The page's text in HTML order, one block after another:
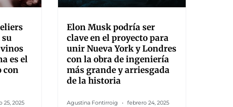
es el
con
25, 2025
Elon Musk podría ser
clave en el proyecto para
unir Nueva York y Londres
con la obra de ingeniería
más grande y arriesgada
de la historia
Agustina Fontirroig febrero 24, 2025